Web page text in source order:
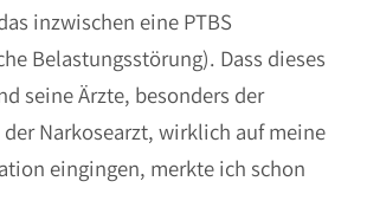
inzwischen eine PTBS
Belastungsstörung). Dass dieses
seine Ärzte, besonders der
Narkosearzt, wirklich auf meine
eingingen, merkte ich schon